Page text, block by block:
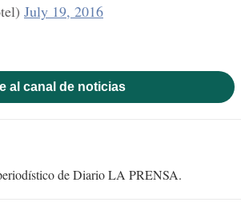
July 19, 2016
al canal de noticias
de Diario LA PRENSA.